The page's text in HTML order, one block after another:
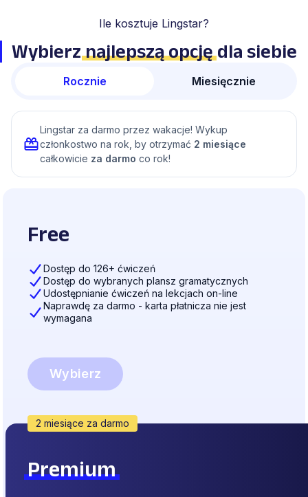
Ile kosztuje Lingstar?
Wybierznajlepszą opcjędla siebie
Rocznie Miesięcznie
Lingstar za darmo przez wakacje! Wykup
członkostwo na rok, by otrzymać 2 miesiące
całkowicie za darmo co rok!
Free
Dostęp do 126+ ćwiczeń
Dostęp do wybranych plansz gramatycznych
Udostępnianie ćwiczeń na lekcjach on-line
Naprawdę za darmo - karta płatnicza nie jest
wymagana
Wybierz
2 miesiące za darmo
Premium